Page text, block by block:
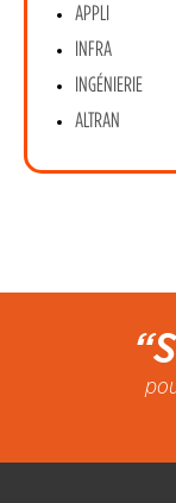
APPLI
INFRA
INGÉNIERIE
ALTRAN